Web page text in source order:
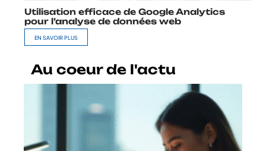
Utilisation efficace de Google Analytics
pour l’analyse de données web
EN SAVOIR PLUS
Au coeur de l'actu